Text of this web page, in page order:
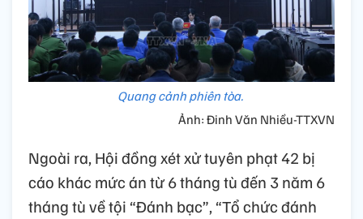
Quang cảnh phiên tòa.
Ảnh: Đinh Văn Nhiều-TTXVN
Ngoài ra, Hội đồng xét xử tuyên phạt 42 bị
cáo khác mức án từ 6 tháng tù đến 3 năm 6
tháng tù về tội “Đánh bạc”, “Tổ chức đánh